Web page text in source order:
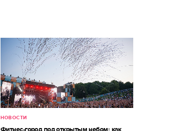
НОВОСТИ
Фитнес-город под открытым небом: как